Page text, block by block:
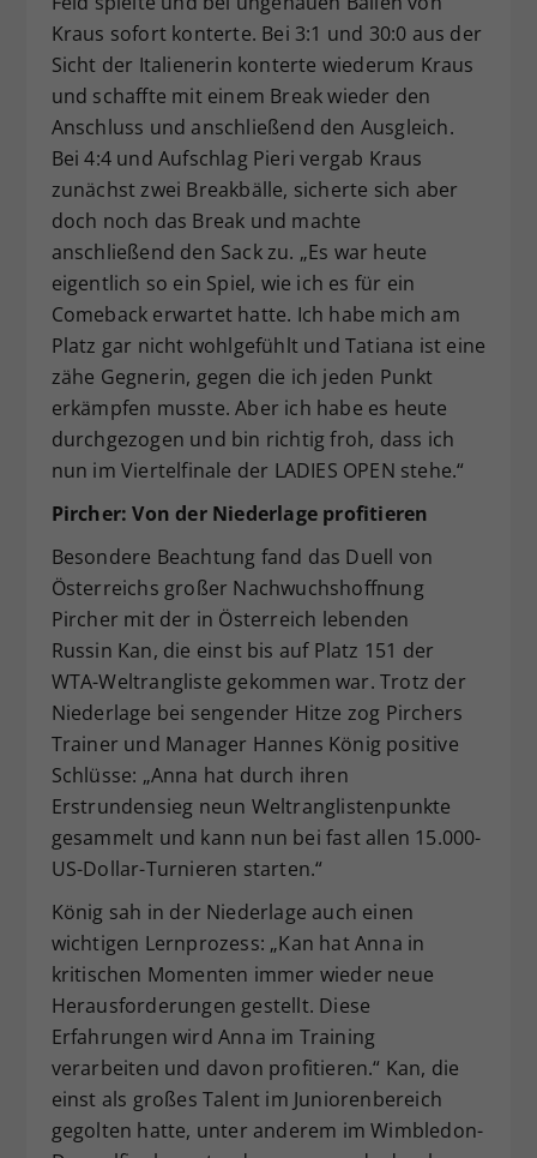
Kraus sofort konterte. Bei 3:1 und 30:0 aus der
Sicht der Italienerin konterte wiederum Kraus
und schaffte mit einem Break wieder den
Anschluss und anschließend den Ausgleich.
Bei 4:4 und Aufschlag Pieri vergab Kraus
zunächst zwei Breakbälle, sicherte sich aber
doch noch das Break und machte
anschließend den Sack zu. „Es war heute
eigentlich so ein Spiel, wie ich es für ein
Comeback erwartet hatte. Ich habe mich am
Platz gar nicht wohlgefühlt und Tatiana ist eine
zähe Gegnerin, gegen die ich jeden Punkt
erkämpfen musste. Aber ich habe es heute
durchgezogen und bin richtig froh, dass ich
nun im Viertelfinale der LADIES OPEN stehe.“
Pircher: Von der Niederlage profitieren
Besondere Beachtung fand das Duell von
Österreichs großer Nachwuchshoffnung
Pircher mit der in Österreich lebenden
Russin Kan, die einst bis auf Platz 151 der
WTA-Weltrangliste gekommen war. Trotz der
Niederlage bei sengender Hitze zog Pirchers
Trainer und Manager Hannes König positive
Schlüsse: „Anna hat durch ihren
Erstrundensieg neun Weltranglistenpunkte
gesammelt und kann nun bei fast allen 15.000-
US-Dollar-Turnieren starten.“
König sah in der Niederlage auch einen
wichtigen Lernprozess: „Kan hat Anna in
kritischen Momenten immer wieder neue
Herausforderungen gestellt. Diese
Erfahrungen wird Anna im Training
verarbeiten und davon profitieren.“ Kan, die
einst als großes Talent im Juniorenbereich
gegolten hatte, unter anderem im Wimbledon-